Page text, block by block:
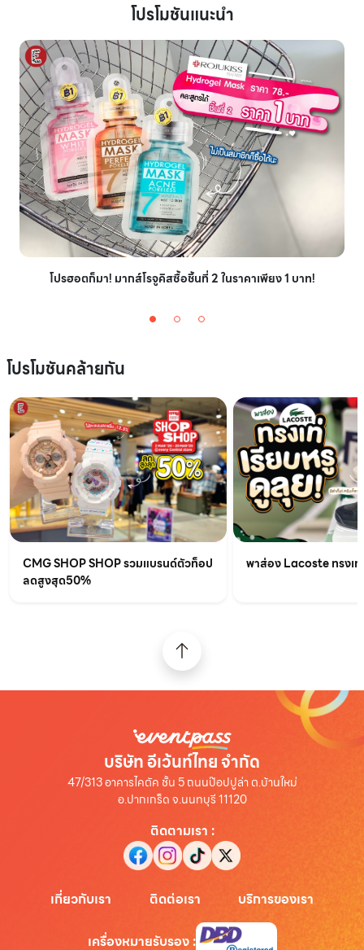
โปรโมชันแนะนำ
โปรฮอตก็มา! มากส์โรจูคิสซื้อชิ้นที่ 2 ในราคาเพียง 1 บาท!
โปรโมชันคล้ายกัน
CMG SHOP SHOP รวมแบรนด์ตัวท็อป
ลดสูงสุด50%
พาส่อง Lacoste ทรงเ
บริษัท อีเว้นท์ไทย จำกัด
47/313 อาคารไคตัค ชั้น 5 ถนนป๊อปปูล่า ต.บ้านใหม่
อ.ปากเกร็ด จ.นนทบุรี 11120
ติดตามเรา :
เกี่ยวกับเรา ติดต่อเรา บริการของเรา
เครื่องหมายรับรอง: